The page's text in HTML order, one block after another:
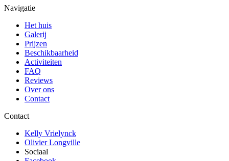
Navigatie
Het huis
Galerij
Prijzen
Beschikbaarheid
Activiteiten
FAQ
Reviews
Over ons
Contact
Contact
Kelly Vrielynck
Olivier Longville
Sociaal